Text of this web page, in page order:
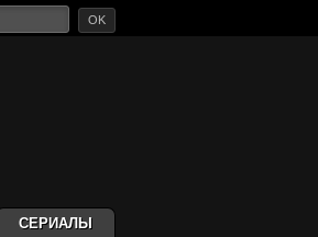
СЕРИАЛЫ
OK